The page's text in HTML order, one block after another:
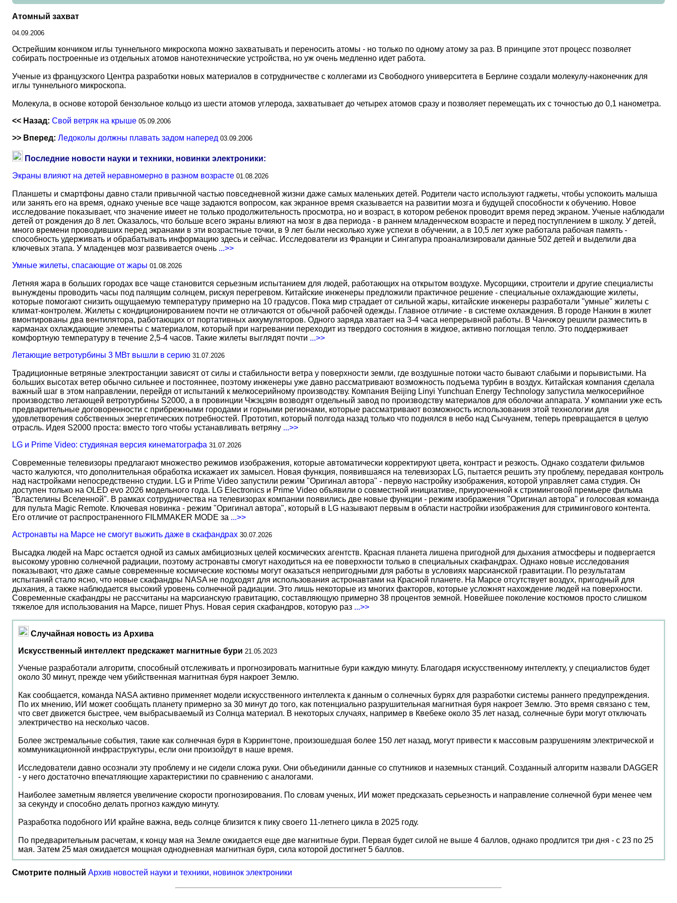
Атомный захват
04.09.2006
Острейшим кончиком иглы туннельного микроскопа можно захватывать и переносить атомы - но только по одному атому за раз. В принципе этот процесс позволяет
собирать построенные из отдельных атомов нанотехнические устройства, но уж очень медленно идет работа.
Ученые из французского Центра разработки новых материалов в сотрудничестве с коллегами из Свободного университета в Берлине создали молекулу-наконечник для
иглы туннельного микроскопа.
Молекула, в основе которой бензольное кольцо из шести атомов углерода, захватывает до четырех атомов сразу и позволяет перемещать их с точностью до 0,1 нанометра.
<< Назад: Свой ветряк на крыше 05.09.2006
>> Вперед: Ледоколы должны плавать задом наперед 03.09.2006
Последние новости науки и техники, новинки электроники:
Экраны влияют на детей неравномерно в разном возрасте 01.08.2026
Планшеты и смартфоны давно стали привычной частью повседневной жизни даже самых маленьких детей. Родители часто используют гаджеты, чтобы успокоить малыша
или занять его на время, однако ученые все чаще задаются вопросом, как экранное время сказывается на развитии мозга и будущей способности к обучению. Новое
исследование показывает, что значение имеет не только продолжительность просмотра, но и возраст, в котором ребенок проводит время перед экраном. Ученые наблюдали
детей от рождения до 8 лет. Оказалось, что больше всего экраны влияют на мозг в два периода - в раннем младенческом возрасте и перед поступлением в школу. У детей,
много времени проводивших перед экранами в эти возрастные точки, в 9 лет были несколько хуже успехи в обучении, а в 10,5 лет хуже работала рабочая память -
способность удерживать и обрабатывать информацию здесь и сейчас. Исследователи из Франции и Сингапура проанализировали данные 502 детей и выделили два
ключевых этапа. У младенцев мозг развивается очень ...>>
Умные жилеты, спасающие от жары 01.08.2026
Летняя жара в больших городах все чаще становится серьезным испытанием для людей, работающих на открытом воздухе. Мусорщики, строители и другие специалисты
вынуждены проводить часы под палящим солнцем, рискуя перегревом. Китайские инженеры предложили практичное решение - специальные охлаждающие жилеты,
которые помогают снизить ощущаемую температуру примерно на 10 градусов. Пока мир страдает от сильной жары, китайские инженеры разработали "умные" жилеты с
климат-контролем. Жилеты с кондиционированием почти не отличаются от обычной рабочей одежды. Главное отличие - в системе охлаждения. В городе Нанкин в жилет
вмонтированы два вентилятора, работающих от портативных аккумуляторов. Одного заряда хватает на 3-4 часа непрерывной работы. В Чанчжоу решили разместить в
карманах охлаждающие элементы с материалом, который при нагревании переходит из твердого состояния в жидкое, активно поглощая тепло. Это поддерживает
комфортную температуру в течение 2,5-4 часов. Такие жилеты выглядят почти ...>>
Летающие ветротурбины 3 МВт вышли в серию 31.07.2026
Традиционные ветряные электростанции зависят от силы и стабильности ветра у поверхности земли, где воздушные потоки часто бывают слабыми и порывистыми. На
больших высотах ветер обычно сильнее и постояннее, поэтому инженеры уже давно рассматривают возможность подъема турбин в воздух. Китайская компания сделала
важный шаг в этом направлении, перейдя от испытаний к мелкосерийному производству. Компания Beijing Linyi Yunchuan Energy Technology запустила мелкосерийное
производство летающей ветротурбины S2000, а в провинции Чжэцзян возводят отдельный завод по производству материалов для оболочки аппарата. У компании уже есть
предварительные договоренности с прибрежными городами и горными регионами, которые рассматривают возможность использования этой технологии для
удовлетворения собственных энергетических потребностей. Прототип, который полгода назад только что поднялся в небо над Сычуанем, теперь превращается в целую
отрасль. Идея S2000 проста: вместо того чтобы устанавливать ветряну ...>>
LG и Prime Video: студияная версия кинематографа 31.07.2026
Современные телевизоры предлагают множество режимов изображения, которые автоматически корректируют цвета, контраст и резкость. Однако создатели фильмов
часто жалуются, что дополнительная обработка искажает их замысел. Новая функция, появившаяся на телевизорах LG, пытается решить эту проблему, передавая контроль
над настройками непосредственно студии. LG и Prime Video запустили режим "Оригинал автора" - первую настройку изображения, которой управляет сама студия. Он
доступен только на OLED evo 2026 модельного года. LG Electronics и Prime Video объявили о совместной инициативе, приуроченной к стриминговой премьере фильма
"Властелины Вселенной". В рамках сотрудничества на телевизорах компании появились две новые функции - режим изображения "Оригинал автора" и голосовая команда
для пульта Magic Remote. Ключевая новинка - режим "Оригинал автора", который в LG называют первым в области настройки изображения для стримингового контента.
Его отличие от распространенного FILMMAKER MODE за ...>>
Астронавты на Марсе не смогут выжить даже в скафандрах 30.07.2026
Высадка людей на Марс остается одной из самых амбициозных целей космических агентств. Красная планета лишена пригодной для дыхания атмосферы и подвергается
высокому уровню солнечной радиации, поэтому астронавты смогут находиться на ее поверхности только в специальных скафандрах. Однако новые исследования
показывают, что даже самые современные космические костюмы могут оказаться непригодными для работы в условиях марсианской гравитации. По результатам
испытаний стало ясно, что новые скафандры NASA не подходят для использования астронавтами на Красной планете. На Марсе отсутствует воздух, пригодный для
дыхания, а также наблюдается высокий уровень солнечной радиации. Это лишь некоторые из многих факторов, которые усложнят нахождение людей на поверхности.
Современные скафандры не рассчитаны на марсианскую гравитацию, составляющую примерно 38 процентов земной. Новейшее поколение костюмов просто слишком
тяжелое для использования на Марсе, пишет Phys. Новая серия скафандров, которую раз ...>>
Случайная новость из Архива
Искусственный интеллект предскажет магнитные бури 21.05.2023
Ученые разработали алгоритм, способный отслеживать и прогнозировать магнитные бури каждую минуту. Благодаря искусственному интеллекту, у специалистов будет
около 30 минут, прежде чем убийственная магнитная буря накроет Землю.
Как сообщается, команда NASA активно применяет модели искусственного интеллекта к данным о солнечных бурях для разработки системы раннего предупреждения.
По их мнению, ИИ может сообщать планету примерно за 30 минут до того, как потенциально разрушительная магнитная буря накроет Землю. Это время связано с тем,
что свет движется быстрее, чем выбрасываемый из Солнца материал. В некоторых случаях, например в Квебеке около 35 лет назад, солнечные бури могут отключать
электричество на несколько часов.
Более экстремальные события, такие как солнечная буря в Кэррингтоне, произошедшая более 150 лет назад, могут привести к массовым разрушениям электрической и
коммуникационной инфраструктуры, если они произойдут в наше время.
Исследователи давно осознали эту проблему и не сидели сложа руки. Они объединили данные со спутников и наземных станций. Созданный алгоритм назвали DAGGER
- у него достаточно впечатляющие характеристики по сравнению с аналогами.
Наиболее заметным является увеличение скорости прогнозирования. По словам ученых, ИИ может предсказать серьезность и направление солнечной бури менее чем
за секунду и способно делать прогноз каждую минуту.
Разработка подобного ИИ крайне важна, ведь солнце близится к пику своего 11-летнего цикла в 2025 году.
По предварительным расчетам, к концу мая на Земле ожидается еще две магнитные бури. Первая будет силой не выше 4 баллов, однако продлится три дня - с 23 по 25
мая. Затем 25 мая ожидается мощная однодневная магнитная буря, сила которой достигнет 5 баллов.
Смотрите полный Архив новостей науки и техники, новинок электроники